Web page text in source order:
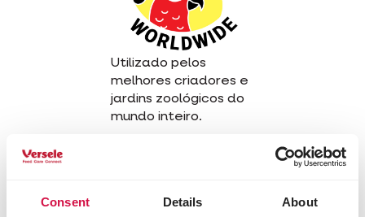
Consent Details About
Utilizado pelos
melhores criadores e
jardins zoológicos do
mundo inteiro.
QUAIS SÃO AS NOVIDADES?